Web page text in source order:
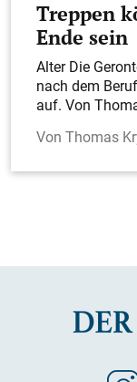
Treppen
Ende sein
Alter Die
nach dem
auf. Von
Thomas